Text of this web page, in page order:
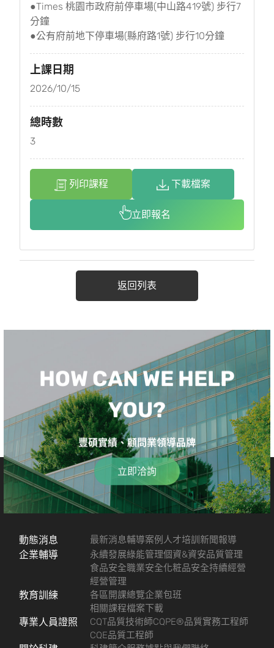
●Times 桃園市政府前停車場(中山路419號) 步行7
分鐘
●公有府前地下停車場(縣府路1號) 步行10分鐘
上課日期
2026/10/15
總時數
3
列印課程 下載檔案
立即報名
返回列表
HOW CAN WE HELP
YOU?
豐碩實績、顧問業領導品牌
立即洽詢
動態消息 最新消息輔導案例 人才培訓新聞報導
企業輔導 永續發展綠能管理個資&資安品質管理
食品安全職業安全化粧品安全持續經營
經營管理
教育訓練 各區開課總覽企業包班
相關課程檔案下載
專業人員證照 CQT品質技術師CQPE®品質實務工程師
CQE品質工程師